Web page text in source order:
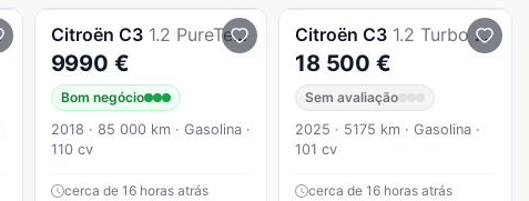
Citroën C3 1.2 PureTech Shine
9990 €
Bom negócio
2018 · 85 000 km · Gasolina ·
110 cv
cerca de 16 horas atrás
Citroën C3 1.2 Turbo Max
18 500 €
Sem avaliação
2025 · 5175 km · Gasolina ·
101 cv
cerca de 16 horas atrás